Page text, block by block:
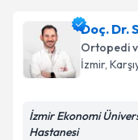
Doç. Dr.
Ortopedi
İzmir,
İzmir Ekonomi
Hastanesi